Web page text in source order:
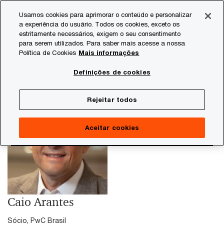
content
footer
Caio Arantes
Caio Arantes
Sócio, PwC Brasil
Usamos cookies para aprimorar o conteúdo e personalizar
a experiência do usuário. Todos os cookies, exceto os
estritamente necessários, exigem o seu consentimento
para serem utilizados. Para saber mais acesse a nossa
Política de Cookies Mais informações
Definições de cookies
Rejeitar todos
Aceitar cookies